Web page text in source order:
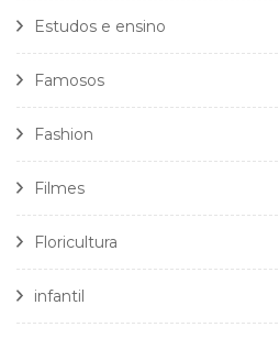
Estudos e ensino
Famosos
Fashion
Filmes
Floricultura
infantil